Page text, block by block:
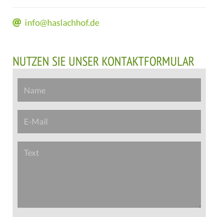
info@haslachhof.de
NUTZEN SIE UNSER KONTAKTFORMULAR